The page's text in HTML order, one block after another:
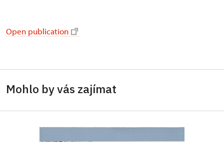
Open publication
Mohlo by vás zajímat